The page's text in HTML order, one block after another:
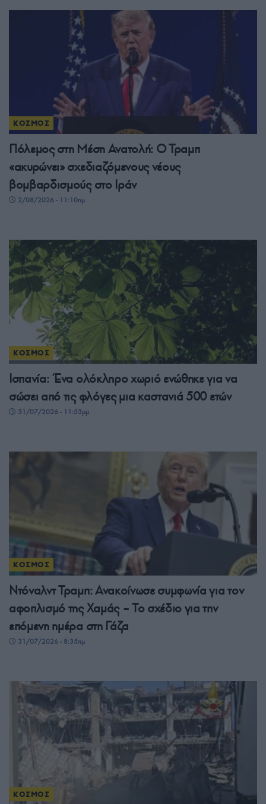
ΚΟΣΜΟΣ
Πόλεμος στη Μέση Ανατολή: Ο Τραμπ
«ακυρώνει» σχεδιαζόμενους νέους
βομβαρδισμούς στο Ιράν
2/08/2026 - 11:10πμ
ΚΟΣΜΟΣ
Ισπανία: Ένα ολόκληρο χωριό ενώθηκε για να
σώσει από τις φλόγες μια καστανιά 500 ετών
31/07/2026 - 11:53μμ
ΚΟΣΜΟΣ
Ντόναλντ Τραμπ: Ανακοίνωσε συμφωνία για τον
αφοπλισμό της Χαμάς – Το σχέδιο για την
επόμενη ημέρα στη Γάζα
31/07/2026 - 8:35πμ
ΚΟΣΜΟΣ